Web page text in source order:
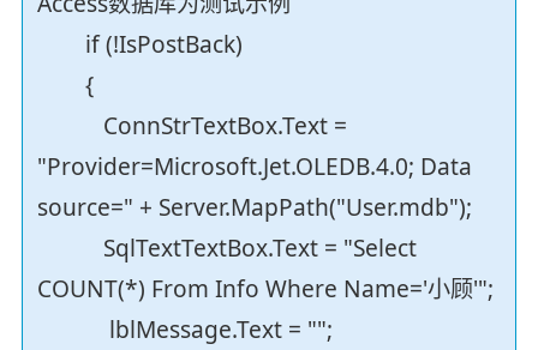
if (!IsPostBack)
{
ConnStrTextBox.Text =
"Provider=Microsoft.Jet.OLEDB.4.0; Data
source=" + Server.MapPath("User.mdb");
SqlTextTextBox.Text = "Select
COUNT(*) From Info Where Name='小顾'";
lblMessage.Text = "";